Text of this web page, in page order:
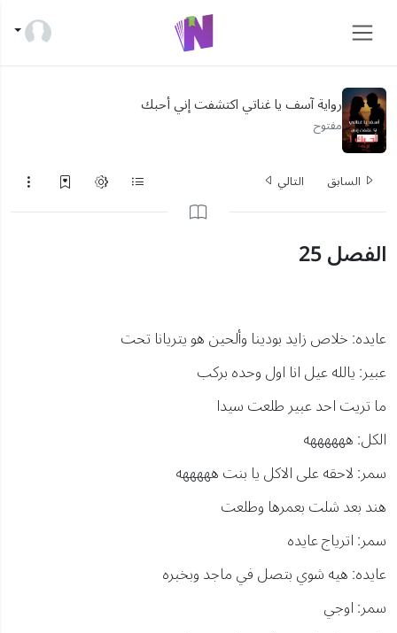
رواية آسف يا غناتي اكتشفت إني أحبك
مفتوح
السابق التالي
الفصل 25
عايده: خلاص زايد بودينا وألحين هو يتريانا تحت
عبير: يالله عيل انا اول وحده بركب
ما تريت احد عبير طلعت سيدا
الكل: ههههههه
سمر: لاحقه على الاكل يا بنت هههههه
هند بعد شلت بعمرها وطلعت
سمر: اترياج عايده
عايده: هيه شوي بتصل في ماجد وبخبره
سمر: اوجي